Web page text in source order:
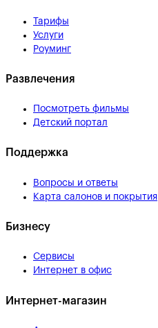
Тарифы
Услуги
Роуминг
Развлечения
Посмотреть фильмы
Детский портал
Поддержка
Вопросы и ответы
Карта салонов и покрытия
Бизнесу
Сервисы
Интернет в офис
Интернет-магазин